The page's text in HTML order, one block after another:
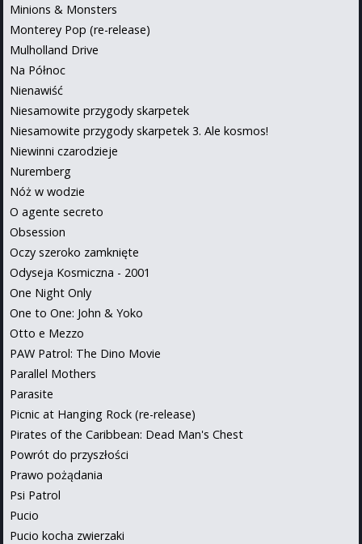
Minions & Monsters
Monterey Pop (re-release)
Mulholland Drive
Na Północ
Nienawiść
Niesamowite przygody skarpetek
Niesamowite przygody skarpetek 3. Ale kosmos!
Niewinni czarodzieje
Nuremberg
Nóż w wodzie
O agente secreto
Obsession
Oczy szeroko zamknięte
Odyseja Kosmiczna - 2001
One Night Only
One to One: John & Yoko
Otto e Mezzo
PAW Patrol: The Dino Movie
Parallel Mothers
Parasite
Picnic at Hanging Rock (re-release)
Pirates of the Caribbean: Dead Man's Chest
Powrót do przyszłości
Prawo pożądania
Psi Patrol
Pucio
Pucio kocha zwierzaki